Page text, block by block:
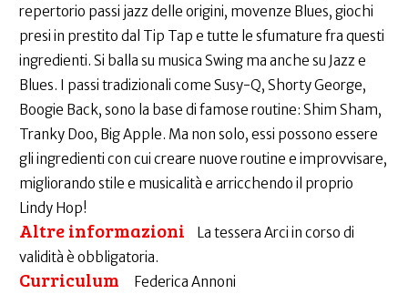
repertorio passi jazz delle origini, movenze Blues, giochi
presi in prestito dal Tip Tap e tutte le sfumature fra questi
ingredienti. Si balla su musica Swing ma anche su Jazz e
Blues. I passi tradizionali come Susy-Q, Shorty George,
Boogie Back, sono la base di famose routine: Shim Sham,
Tranky Doo, Big Apple. Ma non solo, essi possono essere
gli ingredienti con cui creare nuove routine e improvvisare,
migliorando stile e musicalità e arricchendo il proprio
Lindy Hop!
Altre informazioni
La tessera Arci in corso di
validità è obbligatoria.
Curriculum Federica Annoni